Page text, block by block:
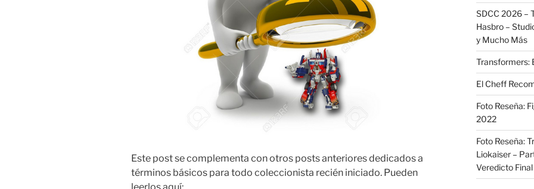
Este post se complementa con otros posts anteriores dedicados a
términos básicos para todo coleccionista recién iniciado. Pueden
SDCC 2026 –
Hasbro –
y Mucho Más
Transformers:
El Cheff
Foto Reseña:
2022
Foto Reseña:
Liokaiser –
Veredicto Final